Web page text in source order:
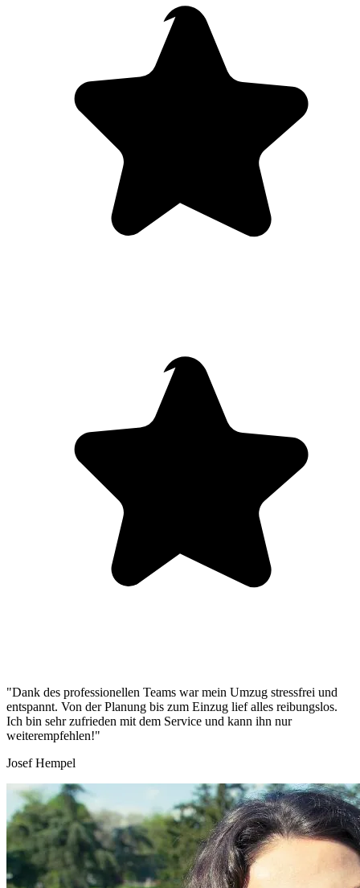
"Dank des professionellen Teams war mein Umzug stressfrei und
entspannt. Von der Planung bis zum Einzug lief alles reibungslos.
Ich bin sehr zufrieden mit dem Service und kann ihn nur
weiterempfehlen!"
Josef Hempel